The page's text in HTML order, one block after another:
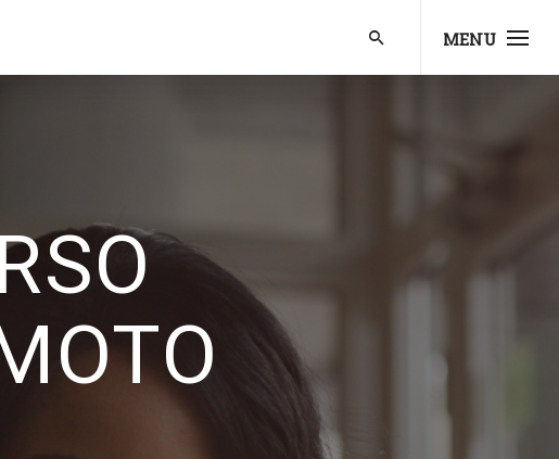
MENU